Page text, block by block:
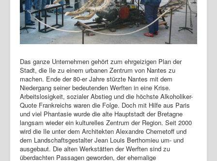
Das ganze Unternehmen gehört zum ehrgeizigen Plan der
Stadt, die Ile zu einem urbanen Zentrum von Nantes zu
machen. Ende der 80-er Jahre stürzte Nantes mit dem
Niedergang seiner bedeutenden Werften in eine Krise.
Arbeitslosigkeit, sozialer Abstieg und die höchste Alkoholiker-
Quote Frankreichs waren die Folge. Doch mit Hilfe aus Paris
und viel Phantasie wurde die alte Hauptstadt der Bretagne
langsam wieder ein kulturelles Zentrum der Region. Seit 2000
wird die Ile unter dem Architekten Alexandre Chemetoff und
dem Landschaftsgestalter Jean Louis Berthomieu um- und
ausgebaut. Die alten Werkstätten der Werften sind zu
überdachten Passagen geworden, der ehemalige